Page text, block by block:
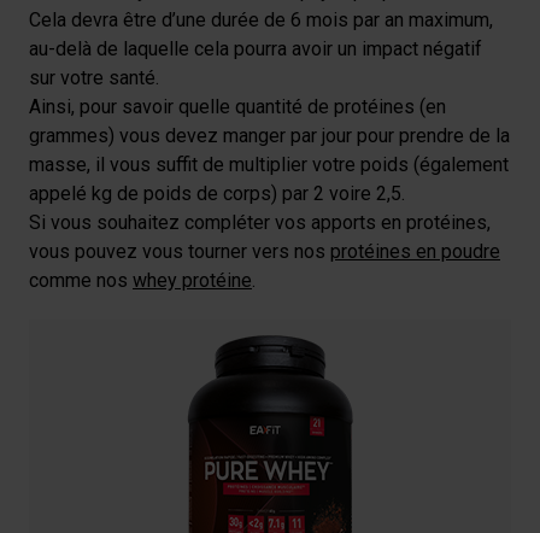
Cela devra être d’une durée de 6 mois par an maximum,
au-delà de laquelle cela pourra avoir un impact négatif
sur votre santé.
Ainsi, pour savoir quelle quantité de protéines (en
grammes) vous devez manger par jour pour prendre de la
masse, il vous suffit de multiplier votre poids (également
appelé kg de poids de corps) par 2 voire 2,5.
Si vous souhaitez compléter vos apports en protéines,
vous pouvez vous tourner vers nos protéines en poudre
comme nos whey protéine.